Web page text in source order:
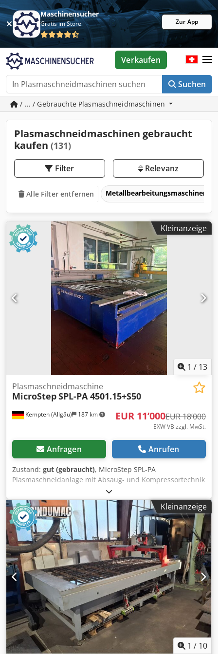
Maschinensucher
Gratis im Store Zur App
Suchen
Verkaufen
/ ... / Gebrauchte Plasmaschneidmaschinen
Plasmaschneidmaschinen gebraucht
kaufen (131)
Filter Relevanz
Alle Filter entfernen Metallbearbeitungsmaschinen
Kleinanzeige
1 / 13
Kempten (Allgäu) 187 km
Plasmaschneidmaschine
MicroStepSPL-PA 4501.15+S50
EUR 11’000EUR 18’000
EXW VB zzgl. MwSt.
Anfragen Anrufen
Zustand: gut (gebraucht), MicroStep SPL-PA
Plasmaschneidanlage mit Absaug- und Kompressortechnik
Hersteller: MicroStep Group Modell: SPL-PA 4501.15+S50
Anforderung: 120 A Maschinentyp: CNC-
Plasmaschneidanlage CNC-Steuerung: iMSNC Bauweise:
Portalbauweise mit Linearführungen Absauganlage:
Donaldson Torit DCE Elektrischer Anschluss Absauganlage:
400 Volt Motorleistung Absauganlage: 7,5 kW
Drucklufterzeugung: Schraubenkompressor Hersteller
Kompressor: Kaeser Kompressormodell: TA 8 CE-
Kennzeichnung: vorhanden Djdpfx Aeyvd Uiembjck
Standort: Waltenhofen, Deutschland Demontage und
Verladung durch Verkäufer inklusive
Kleinanzeige
1 / 10